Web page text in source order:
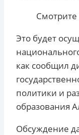
Это будет
как сообщил
политики и
образования
Обсуждение